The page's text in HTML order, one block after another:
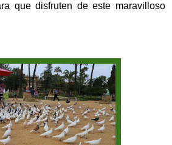
que disfruten de este maravilloso